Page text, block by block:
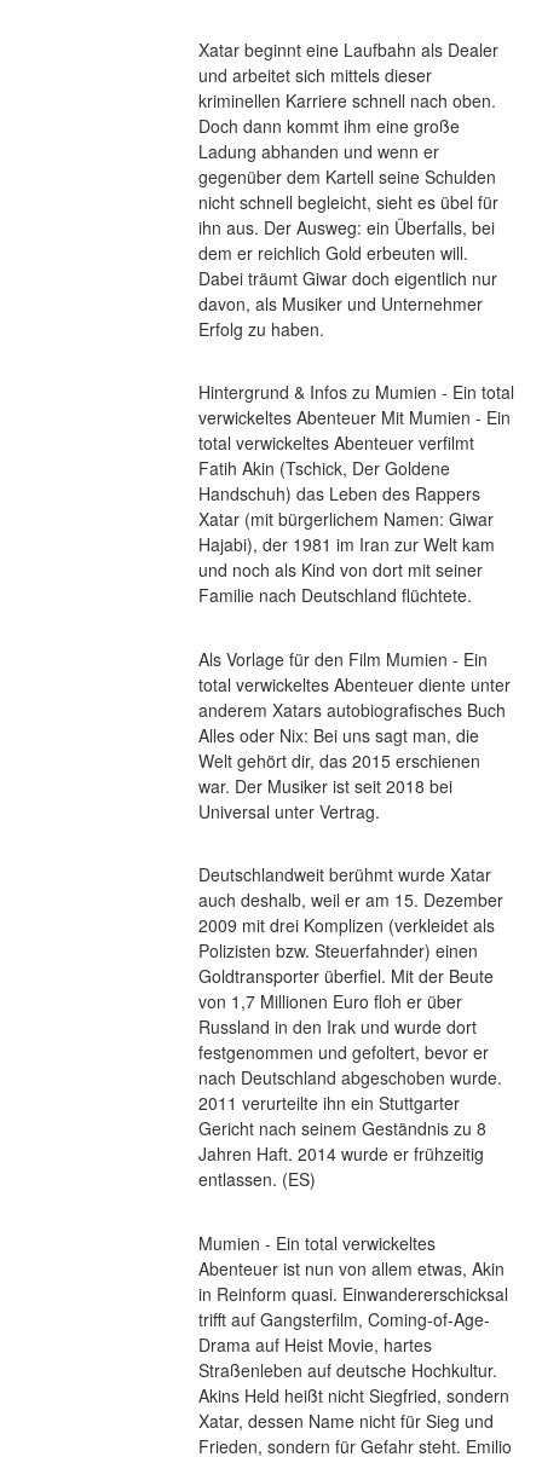
Xatar beginnt eine Laufbahn als Dealer
und arbeitet sich mittels dieser
kriminellen Karriere schnell nach oben.
Doch dann kommt ihm eine große
Ladung abhanden und wenn er
gegenüber dem Kartell seine Schulden
nicht schnell begleicht, sieht es übel für
ihn aus. Der Ausweg: ein Überfalls, bei
dem er reichlich Gold erbeuten will.
Dabei träumt Giwar doch eigentlich nur
davon, als Musiker und Unternehmer
Erfolg zu haben.
Hintergrund & Infos zu Mumien - Ein total
verwickeltes Abenteuer Mit Mumien - Ein
total verwickeltes Abenteuer verfilmt
Fatih Akin (Tschick, Der Goldene
Handschuh) das Leben des Rappers
Xatar (mit bürgerlichem Namen: Giwar
Hajabi), der 1981 im Iran zur Welt kam
und noch als Kind von dort mit seiner
Familie nach Deutschland flüchtete.
Als Vorlage für den Film Mumien - Ein
total verwickeltes Abenteuer diente unter
anderem Xatars autobiografisches Buch
Alles oder Nix: Bei uns sagt man, die
Welt gehört dir, das 2015 erschienen
war. Der Musiker ist seit 2018 bei
Universal unter Vertrag.
Deutschlandweit berühmt wurde Xatar
auch deshalb, weil er am 15. Dezember
2009 mit drei Komplizen (verkleidet als
Polizisten bzw. Steuerfahnder) einen
Goldtransporter überfiel. Mit der Beute
von 1,7 Millionen Euro floh er über
Russland in den Irak und wurde dort
festgenommen und gefoltert, bevor er
nach Deutschland abgeschoben wurde.
2011 verurteilte ihn ein Stuttgarter
Gericht nach seinem Geständnis zu 8
Jahren Haft. 2014 wurde er frühzeitig
entlassen. (ES)
Mumien - Ein total verwickeltes
Abenteuer ist nun von allem etwas, Akin
in Reinform quasi. Einwandererschicksal
trifft auf Gangsterfilm, Coming-of-Age-
Drama auf Heist Movie, hartes
Straßenleben auf deutsche Hochkultur.
Akins Held heißt nicht Siegfried, sondern
Xatar, dessen Name nicht für Sieg und
Frieden, sondern für Gefahr steht. Emilio